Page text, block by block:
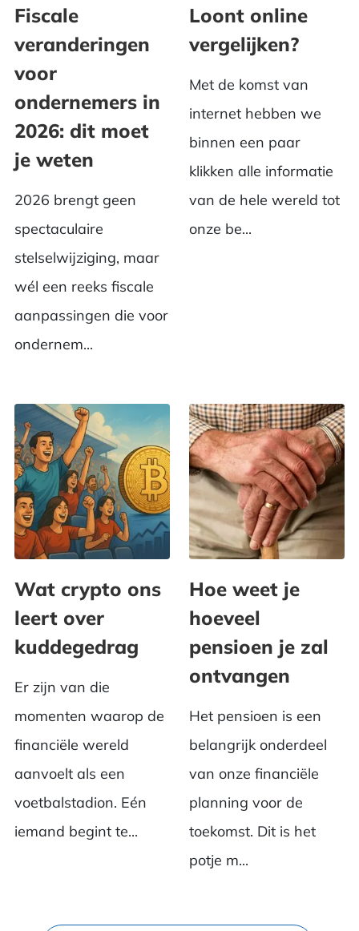
Fiscale
veranderingen
voor
ondernemers in
2026: dit moet
je weten
2026 brengt geen
spectaculaire
stelselwijziging, maar
wél een reeks fiscale
aanpassingen die voor
ondernem...
Loont online
vergelijken?
Met de komst van
internet hebben we
binnen een paar
klikken alle informatie
van de hele wereld tot
onze be...
Wat crypto ons
leert over
kuddegedrag
Er zijn van die
momenten waarop de
financiële wereld
aanvoelt als een
voetbalstadion. Eén
iemand begint te...
Hoe weet je
hoeveel
pensioen je zal
ontvangen
Het pensioen is een
belangrijk onderdeel
van onze financiële
planning voor de
toekomst. Dit is het
potje m...